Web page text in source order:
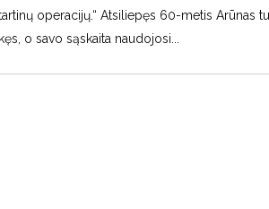
operacijų.“ Atsiliepęs 60-metis
o savo sąskaita naudojosi